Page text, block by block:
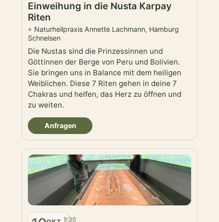
Einweihung in die Nusta Karpay
Riten
Naturheilpraxis Annette Lachmann, Hamburg
Schnelsen
Die Nustas sind die Prinzessinnen und
Göttinnen der Berge von Peru und Bolivien.
Sie bringen uns in Balance mit dem heiligen
Weiblichen. Diese 7 Riten gehen in deine 7
Chakras und helfen, das Herz zu öffnen und
zu weiten.
Anfragen
9:30